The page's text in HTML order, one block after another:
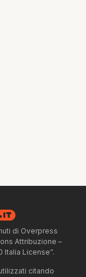
di Overpress
Attribuzione –
Italia License”.
citando